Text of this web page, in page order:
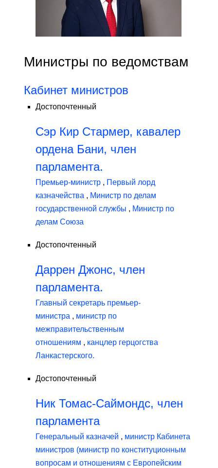
Министры по ведомствам
Кабинет министров
Достопочтенный
Сэр Кир Стармер, кавалер
ордена Бани, член
парламента.
Премьер-министр , Первый лорд
казначейства , Министр по делам
государственной службы , Министр по
делам Союза
Достопочтенный
Даррен Джонс, член
парламента.
Главный секретарь премьер-
министра , министр по
межправительственным
отношениям , канцлер герцогства
Ланкастерского.
Достопочтенный
Ник Томас-Саймондс, член
парламента
Генеральный казначей , министр Кабинета
министров (министр по конституционным
вопросам и отношениям с Европейским